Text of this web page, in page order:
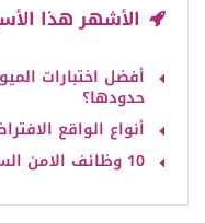
الأشهر هذا
أفضل اختبارات
حدودها؟
أنواع الواقع
10 وظائف الامن السيبراني: من المبتدئين للمحترفين